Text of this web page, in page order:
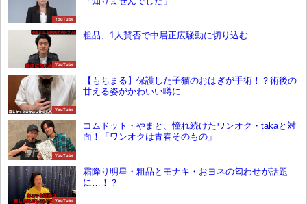
YouTube
YouTube
粗品、1人賛否で中居正広騒動に切り込む
YouTube
【もちまる】保護した子猫のおはぎが手術！？術後の
甘える姿がかわいい噂に
YouTube
コムドット・やまと、憧れ続けたワンオク・takaと対
面！「ワンオクは青春そのもの」
YouTube
霜降り明星・粗品とモナキ・おヨネの匂わせが話題
に…！？